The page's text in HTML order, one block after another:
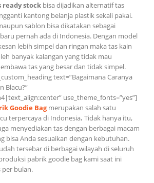
ready stock bisa dijadikan alternatif tas
kantong belanja plastik sekali pakai.
sablon bisa dikatakan sebagai
pernah ada di Indonesia. Dengan model
lebih simpel dan ringan maka tas kain
banyak kalangan yang tidak mau
tas yang besar dan tidak simpel.
text=”Bagaimana Caranya
Blacu?”
use_theme_fonts=”yes”]
Goodie Bagmerupakan salah satu
terpercaya di Indonesia. Tidak hanya itu,
menyediakan tas dengan berbagai macam
bisa Anda sesuaikan dengan kebutuhan.
tersebar di berbagai wilayah di seluruh
pabrik goodie bag kami saat ini
per bulan.